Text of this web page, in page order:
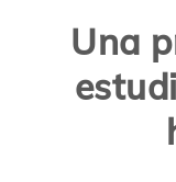
Una